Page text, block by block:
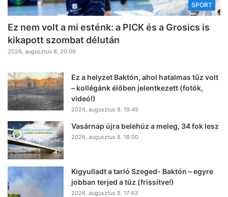
SPORT
Ez nem volt a mi esténk: a PICK és a Grosics is
kikapott szombat délután
2026, augusztus 8. 20:06
Ez a helyzet Baktón, ahol hatalmas tűz volt
– kollégánk élőben jelentkezett (fotók,
videó!)
2026, augusztus 8. 19:49
Vasárnap újra belehúz a meleg, 34 fok lesz
2026, augusztus 8. 18:00
Kigyulladt a tarló Szeged- Baktón – egyre
jobban terjed a tűz (frissítve!)
2026, augusztus 8. 17:43